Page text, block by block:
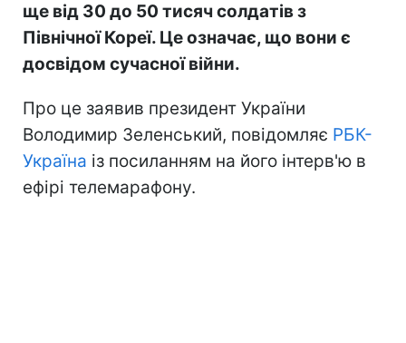
ще від 30 до 50 тисяч солдатів з
Північної Кореї. Це означає, що вони є
досвідом сучасної війни.
Про це заявив президент України
Володимир Зеленський, повідомляє РБК-
Україна із посиланням на його інтерв'ю в
ефірі телемарафону.